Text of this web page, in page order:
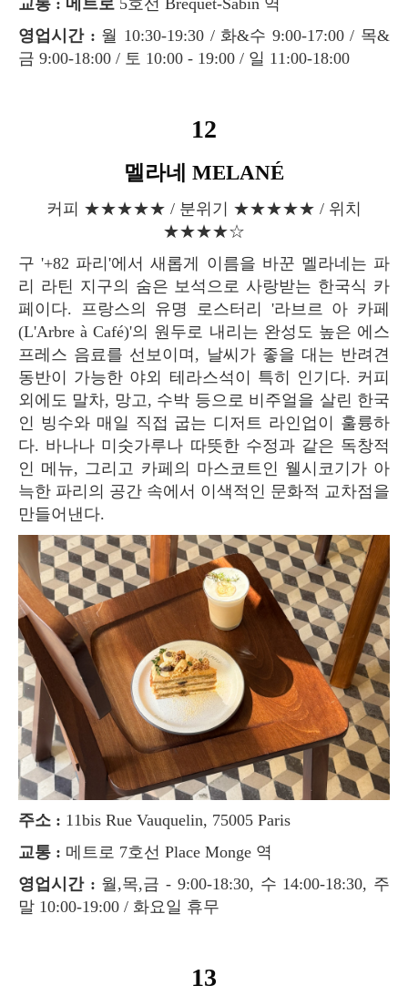
영업시간 : 월 10:30-19:30 / 화&수 9:00-17:00 / 목&
금 9:00-18:00 / 토 10:00 - 19:00 / 일 11:00-18:00
12
멜라네 MELANÉ
커피 ★★★★★ / 분위기 ★★★★★ / 위치
★★★★☆
구 '+82 파리'에서 새롭게 이름을 바꾼 멜라네는 파
리 라틴 지구의 숨은 보석으로 사랑받는 한국식 카
페이다. 프랑스의 유명 로스터리 '라브르 아 카페
(L'Arbre à Café)'의 원두로 내리는 완성도 높은 에스
프레스 음료를 선보이며, 날씨가 좋을 대는 반려견
동반이 가능한 야외 테라스석이 특히 인기다. 커피
외에도 말차, 망고, 수박 등으로 비주얼을 살린 한국
인 빙수와 매일 직접 굽는 디저트 라인업이 훌륭하
다. 바나나 미숫가루나 따뜻한 수정과 같은 독창적
인 메뉴, 그리고 카페의 마스코트인 웰시코기가 아
늑한 파리의 공간 속에서 이색적인 문화적 교차점을
만들어낸다.
주소 : 11bis Rue Vauquelin, 75005 Paris
교통 : 메트로 7호선 Place Monge 역
영업시간 : 월,목,금 - 9:00-18:30, 수 14:00-18:30, 주
말 10:00-19:00 / 화요일 휴무
13